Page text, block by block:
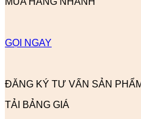
GỌI NGAY
ĐĂNG KÝ TƯ VẤN SẢN
TẢI BẢNG GIÁ